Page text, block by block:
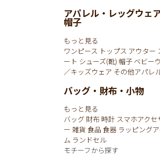
アパレル・レッグウェ
帽子
もっと見る
ワンピース トップス アウター
ート シューズ(靴) 帽子 ベビー
／キッズウェア その他アパレ
バッグ・財布・小物
もっと見る
バッグ 財布 時計 スマホアクセ
ー 雑貨 食品 食器 ラッピング
ム ランドセル
モチーフから探す